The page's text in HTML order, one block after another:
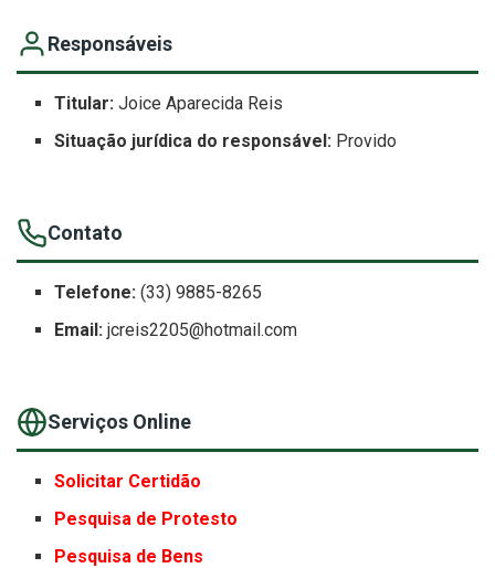
Responsáveis
Titular: Joice Aparecida Reis
Situação jurídica do responsável: Provido
Contato
Telefone: (33) 9885-8265
Email: jcreis2205@hotmail.com
Serviços Online
Solicitar Certidão
Pesquisa de Protesto
Pesquisa de Bens